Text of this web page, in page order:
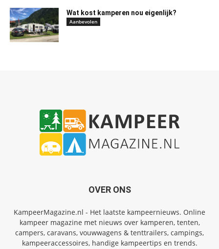
Wat kost kamperen nou eigenlijk?
Aanbevolen
OVER ONS
KampeerMagazine.nl - Het laatste kampeernieuws. Online
kampeer magazine met nieuws over kamperen, tenten,
campers, caravans, vouwwagens & tenttrailers, campings,
kampeeraccessoires, handige kampeertips en trends.